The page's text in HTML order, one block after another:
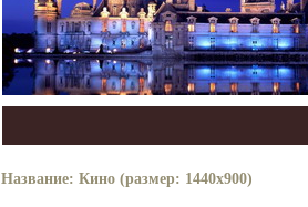
Название: Кино (размер: 1440x900)